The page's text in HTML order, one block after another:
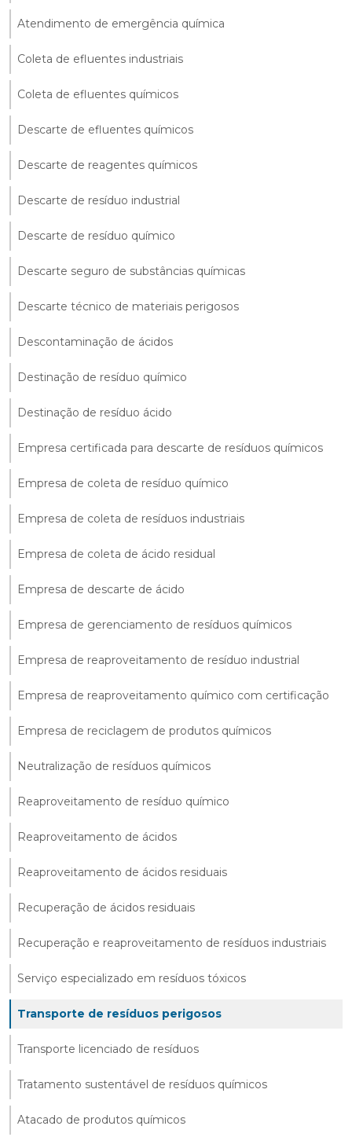
Atendimento de emergência química
Coleta de efluentes industriais
Coleta de efluentes químicos
Descarte de efluentes químicos
Descarte de reagentes químicos
Descarte de resíduo industrial
Descarte de resíduo químico
Descarte seguro de substâncias químicas
Descarte técnico de materiais perigosos
Descontaminação de ácidos
Destinação de resíduo químico
Destinação de resíduo ácido
Empresa certificada para descarte de resíduos químicos
Empresa de coleta de resíduo químico
Empresa de coleta de resíduos industriais
Empresa de coleta de ácido residual
Empresa de descarte de ácido
Empresa de gerenciamento de resíduos químicos
Empresa de reaproveitamento de resíduo industrial
Empresa de reaproveitamento químico com certificação
Empresa de reciclagem de produtos químicos
Neutralização de resíduos químicos
Reaproveitamento de resíduo químico
Reaproveitamento de ácidos
Reaproveitamento de ácidos residuais
Recuperação de ácidos residuais
Recuperação e reaproveitamento de resíduos industriais
Serviço especializado em resíduos tóxicos
Transporte de resíduos perigosos
Transporte licenciado de resíduos
Tratamento sustentável de resíduos químicos
Atacado de produtos químicos